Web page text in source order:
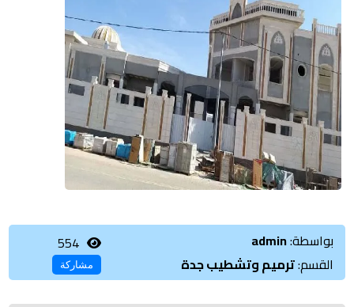
بواسطة:admin
القسم:ترميم وتشطيب جدة
554
مشاركة